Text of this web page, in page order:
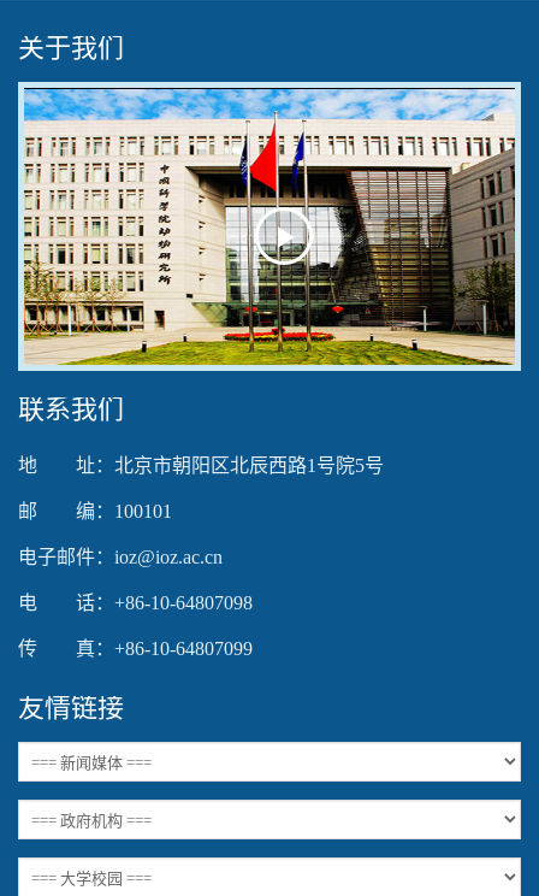
关于我们
Play
Video
联系我们
地 址：北京市朝阳区北辰西路1号院5号
邮 编：100101
电子邮件：ioz@ioz.ac.cn
电 话：+86-10-64807098
传 真：+86-10-64807099
友情链接